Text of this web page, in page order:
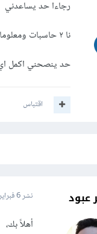
رجاءا حد يساعدني
نا ٢ حاسبات ومعلومات مش عارفه لسه احدد التراك إلى امشي فيه حد قالي اختار Android أو desktop كويسين..
حد ينصحني اكمل
اقتباس
عبود نشر6 فبراير 2021
أهلاً بك،